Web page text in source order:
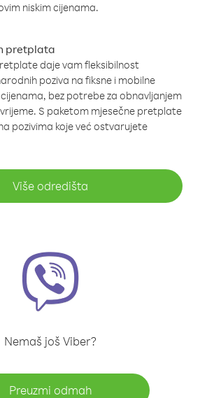
niskim cijenama.
pretplata
daje vam fleksibilnost
poziva na fiksne i mobilne
bez potrebe za obnavljanjem
S paketom mjesečne pretplate
pozivima koje već ostvarujete
Više odredišta
Nemaš još Viber?
Preuzmi odmah